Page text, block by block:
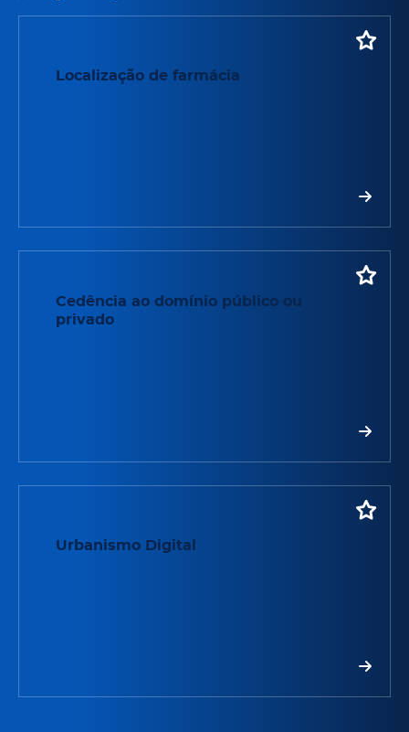
Localização de farmácia
Cedência ao domínio público ou
privado
Urbanismo Digital